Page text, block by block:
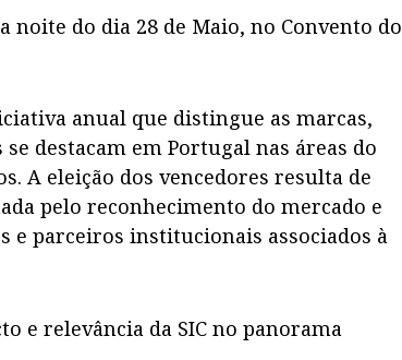
noite do dia 28 de Maio, no Convento do
anual que distingue as marcas,
destacam em Portugal nas áreas do
A eleição dos vencedores resulta de
pelo reconhecimento do mercado e
parceiros institucionais associados à
e relevância da SIC no panorama